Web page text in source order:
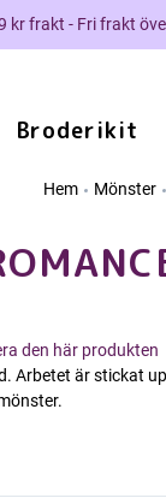
kr frakt - Fri frakt
Broderikit
Hem Mönster
den här produkten
Arbetet är stickat